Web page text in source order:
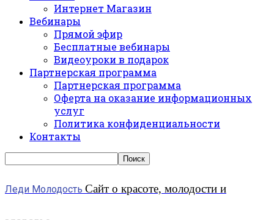
Интернет Магазин
Вебинары
Прямой эфир
Бесплатные вебинары
Видеоуроки в подарок
Партнерская программа
Партнерская программа
Оферта на оказание информационных
услуг
Политика конфиденциальности
Контакты
Леди Молодость Сайт о красоте, молодости и